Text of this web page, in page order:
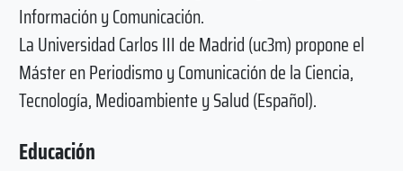
Información y Comunicación.
La Universidad Carlos III de Madrid (uc3m) propone el
Máster en Periodismo y Comunicación de la Ciencia,
Tecnología, Medioambiente y Salud (Español).
Educación